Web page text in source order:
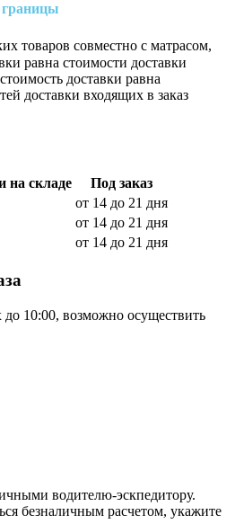
границы
товаров совместно с матрасом,
равна стоимости доставки
доставки равна
доставки входящих в заказ
на складе
Под заказ
от 14 до 21 дня
от 14 до 21 дня
от 14 до 21 дня
10:00, возможно осуществить
водителю-эскпедитору.
безналичным расчетом, укажите